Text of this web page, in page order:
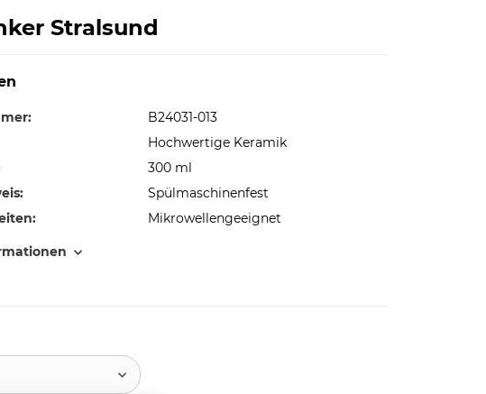
Stralsund
B24031-013
Hochwertige Keramik
300 ml
Spülmaschinenfest
Mikrowellengeeignet